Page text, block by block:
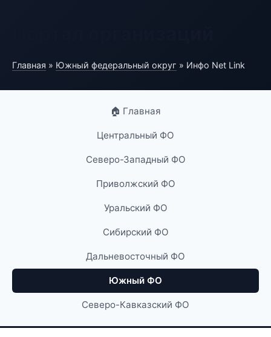
Главная » Южный федеральный округ » Инфо Net Link
🏠 Главная
Центральный ФО
Северо-Западный ФО
Приволжский ФО
Уральский ФО
Сибирский ФО
Дальневосточный ФО
Южный ФО
Северо-Кавказский ФО